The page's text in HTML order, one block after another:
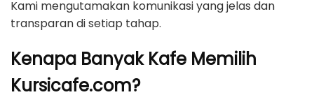
Kami mengutamakan komunikasi yang jelas dan
transparan di setiap tahap.
Kenapa Banyak Kafe Memilih
Kursicafe.com?